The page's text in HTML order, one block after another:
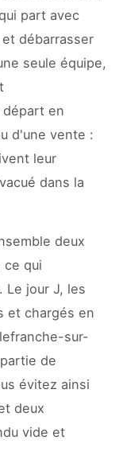
part avec
débarrasser
seule équipe,
en
d'une vente :
leur
dans la
deux
ce qui
Le jour J, les
et chargés en
sur-
de
évitez ainsi
deux
vide et